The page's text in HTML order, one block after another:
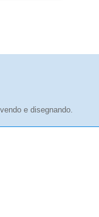
e disegnando.